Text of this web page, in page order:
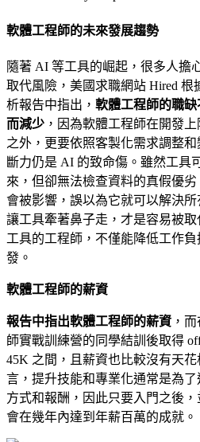
軟體工程師的未來發展趨勢
隨著 AI 等工具的崛起，很多人擔
取代風險，美國求職網站 Hired 根
析報告中指出， 軟體工程師的職
而減少 ，因為軟體工程師在開發
之外，更要依照客製化需求調整
斷力仍是 AI 的致命傷。雖然工具
來，但卻無法檢查資料的真假優
會被影響，誤以為它就可以解決
讓工具牽著鼻子走，才是容易被
工具的工程師，不僅能降低工作
發。
軟體工程師的薪資
報告中指出軟體工程師的薪資，而
師實戰訓練營的同學結訓後取得
45K 之間，且薪資也比較沒有天
言，提升技能和專業化通常是為
方式和報酬，因此只要入門之後
會在幾年內達到年薪百萬的成就。